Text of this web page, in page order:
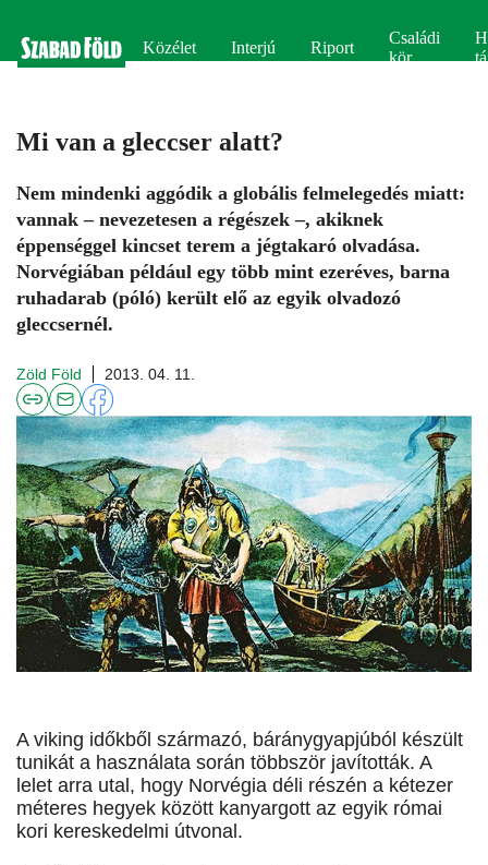
Közélet Interjú Riport
Családi
kör
Mi van a gleccser alatt?
Nem mindenki aggódik a globális felmelegedés miatt:
vannak – nevezetesen a régészek –, akiknek
éppenséggel kincset terem a jégtakaró olvadása.
Norvégiában például egy több mint ezeréves, barna
ruhadarab (póló) került elő az egyik olvadozó
gleccsernél.
Zöld Föld 2013. 04. 11.
A viking időkből származó, báránygyapjúból készült
tunikát a használata során többször javították. A
lelet arra utal, hogy Norvégia déli részén a kétezer
méteres hegyek között kanyargott az egyik római
kori kereskedelmi útvonal.